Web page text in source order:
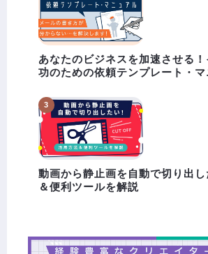
あなたのビジネスを加速させる
功のための依頼テンプレート・
動画から静止画を自動で切り出
＆便利ツールを解説